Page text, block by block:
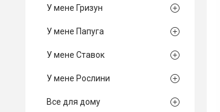
У мене Гризун
У мене Папуга
У мене Ставок
У мене Рослини
Все для дому